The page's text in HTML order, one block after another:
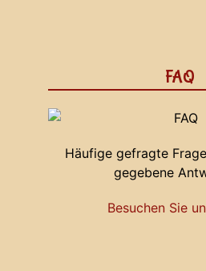
FAQ
Häufige gefragte
gegebene
Besuchen Sie